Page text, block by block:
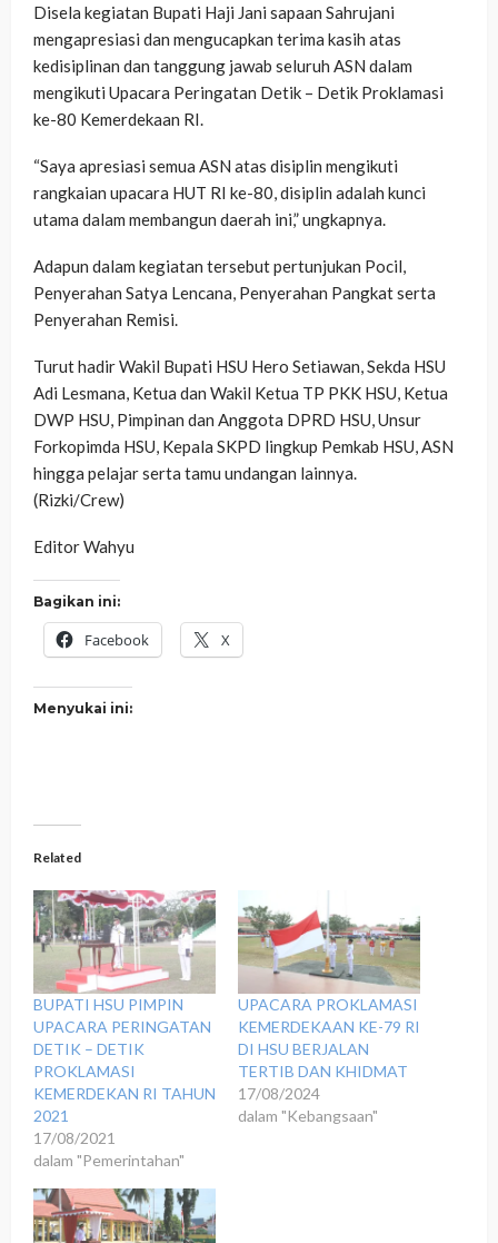
Disela kegiatan Bupati Haji Jani sapaan Sahrujani
mengapresiasi dan mengucapkan terima kasih atas
kedisiplinan dan tanggung jawab seluruh ASN dalam
mengikuti Upacara Peringatan Detik – Detik Proklamasi
ke-80 Kemerdekaan RI.
“Saya apresiasi semua ASN atas disiplin mengikuti
rangkaian upacara HUT RI ke-80, disiplin adalah kunci
utama dalam membangun daerah ini,” ungkapnya.
Adapun dalam kegiatan tersebut pertunjukan Pocil,
Penyerahan Satya Lencana, Penyerahan Pangkat serta
Penyerahan Remisi.
Turut hadir Wakil Bupati HSU Hero Setiawan, Sekda HSU
Adi Lesmana, Ketua dan Wakil Ketua TP PKK HSU, Ketua
DWP HSU, Pimpinan dan Anggota DPRD HSU, Unsur
Forkopimda HSU, Kepala SKPD lingkup Pemkab HSU, ASN
hingga pelajar serta tamu undangan lainnya.
(Rizki/Crew)
Editor Wahyu
Bagikan ini:
Facebook X
Menyukai ini:
Related
BUPATI HSU PIMPIN
UPACARA PERINGATAN
DETIK – DETIK
PROKLAMASI
KEMERDEKAN RI TAHUN
2021
17/08/2021
dalam "Pemerintahan"
UPACARA PROKLAMASI
KEMERDEKAAN KE-79 RI
DI HSU BERJALAN
TERTIB DAN KHIDMAT
17/08/2024
dalam "Kebangsaan"